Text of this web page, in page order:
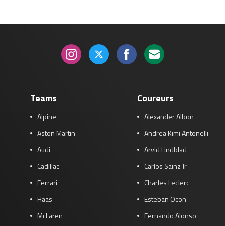
Teams
Alpine
Aston Martin
Audi
Cadillac
Ferrari
Haas
McLaren
Coureurs
Alexander Albon
Andrea Kimi Antonelli
Arvid Lindblad
Carlos Sainz Jr
Charles Leclerc
Esteban Ocon
Fernando Alonso